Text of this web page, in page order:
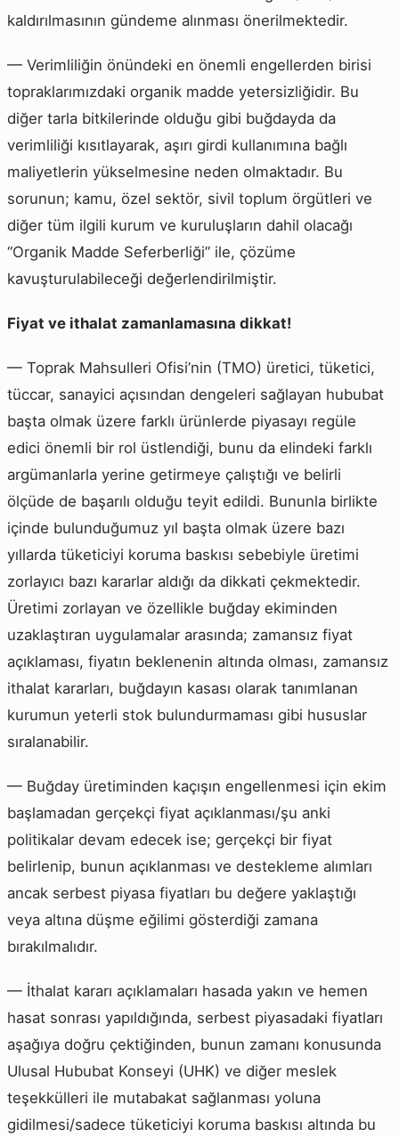
kaldırılmasının gündeme alınması önerilmektedir.
— Verimliliğin önündeki en önemli engellerden birisi
topraklarımızdaki organik madde yetersizliğidir. Bu
diğer tarla bitkilerinde olduğu gibi buğdayda da
verimliliği kısıtlayarak, aşırı girdi kullanımına bağlı
maliyetlerin yükselmesine neden olmaktadır. Bu
sorunun; kamu, özel sektör, sivil toplum örgütleri ve
diğer tüm ilgili kurum ve kuruluşların dahil olacağı
“Organik Madde Seferberliği” ile, çözüme
kavuşturulabileceği değerlendirilmiştir.
Fiyat ve ithalat zamanlamasına dikkat!
— Toprak Mahsulleri Ofisi’nin (TMO) üretici, tüketici,
tüccar, sanayici açısından dengeleri sağlayan hububat
başta olmak üzere farklı ürünlerde piyasayı regüle
edici önemli bir rol üstlendiği, bunu da elindeki farklı
argümanlarla yerine getirmeye çalıştığı ve belirli
ölçüde de başarılı olduğu teyit edildi. Bununla birlikte
içinde bulunduğumuz yıl başta olmak üzere bazı
yıllarda tüketiciyi koruma baskısı sebebiyle üretimi
zorlayıcı bazı kararlar aldığı da dikkati çekmektedir.
Üretimi zorlayan ve özellikle buğday ekiminden
uzaklaştıran uygulamalar arasında; zamansız fiyat
açıklaması, fiyatın beklenenin altında olması, zamansız
ithalat kararları, buğdayın kasası olarak tanımlanan
kurumun yeterli stok bulundurmaması gibi hususlar
sıralanabilir.
— Buğday üretiminden kaçışın engellenmesi için ekim
başlamadan gerçekçi fiyat açıklanması/şu anki
politikalar devam edecek ise; gerçekçi bir fiyat
belirlenip, bunun açıklanması ve destekleme alımları
ancak serbest piyasa fiyatları bu değere yaklaştığı
veya altına düşme eğilimi gösterdiği zamana
bırakılmalıdır.
— İthalat kararı açıklamaları hasada yakın ve hemen
hasat sonrası yapıldığında, serbest piyasadaki fiyatları
aşağıya doğru çektiğinden, bunun zamanı konusunda
Ulusal Hububat Konseyi (UHK) ve diğer meslek
teşekkülleri ile mutabakat sağlanması yoluna
gidilmesi/sadece tüketiciyi koruma baskısı altında bu